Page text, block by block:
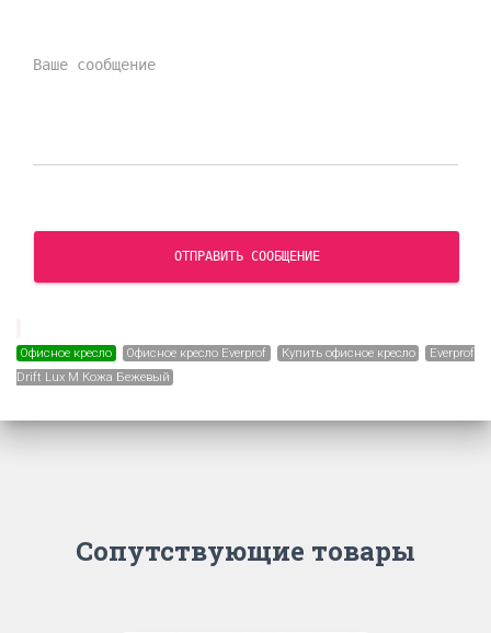
ОТПРАВИТЬ СООБЩЕНИЕ
Офисное кресло Офисное кресло Everprof Купить офисное кресло
Everprof
Drift Lux M Кожа Бежевый
Сопутствующие товары